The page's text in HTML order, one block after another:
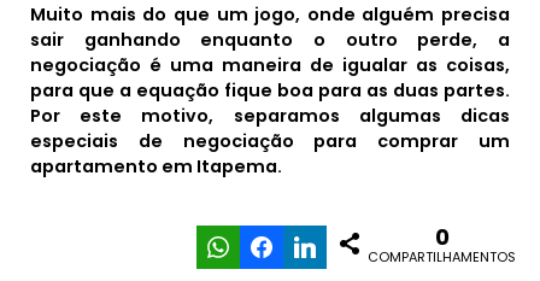
Muito mais do que um jogo, onde alguém precisa
sair ganhando enquanto o outro perde, a
negociação é uma maneira de igualar as coisas,
para que a equação fique boa para as duas partes.
Por este motivo, separamos algumas dicas
especiais de negociação para comprar um
apartamento em Itapema.
0
COMPARTILHAMENTOS